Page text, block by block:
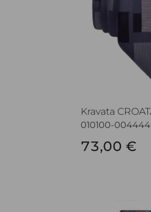
Kravata
010100-004444
73,00 €